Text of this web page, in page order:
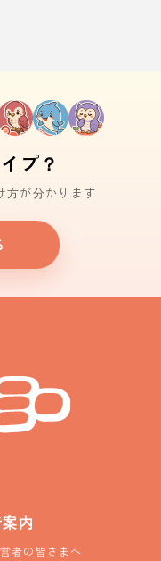
プ？
方が分かります
内
者の皆さまへ